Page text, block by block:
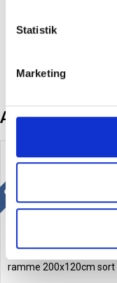
Statistik
Marketing
Andre kunder
mere og spar
Gratis levering
Lintex kridttavle med alu
ramme 200x120cm sort